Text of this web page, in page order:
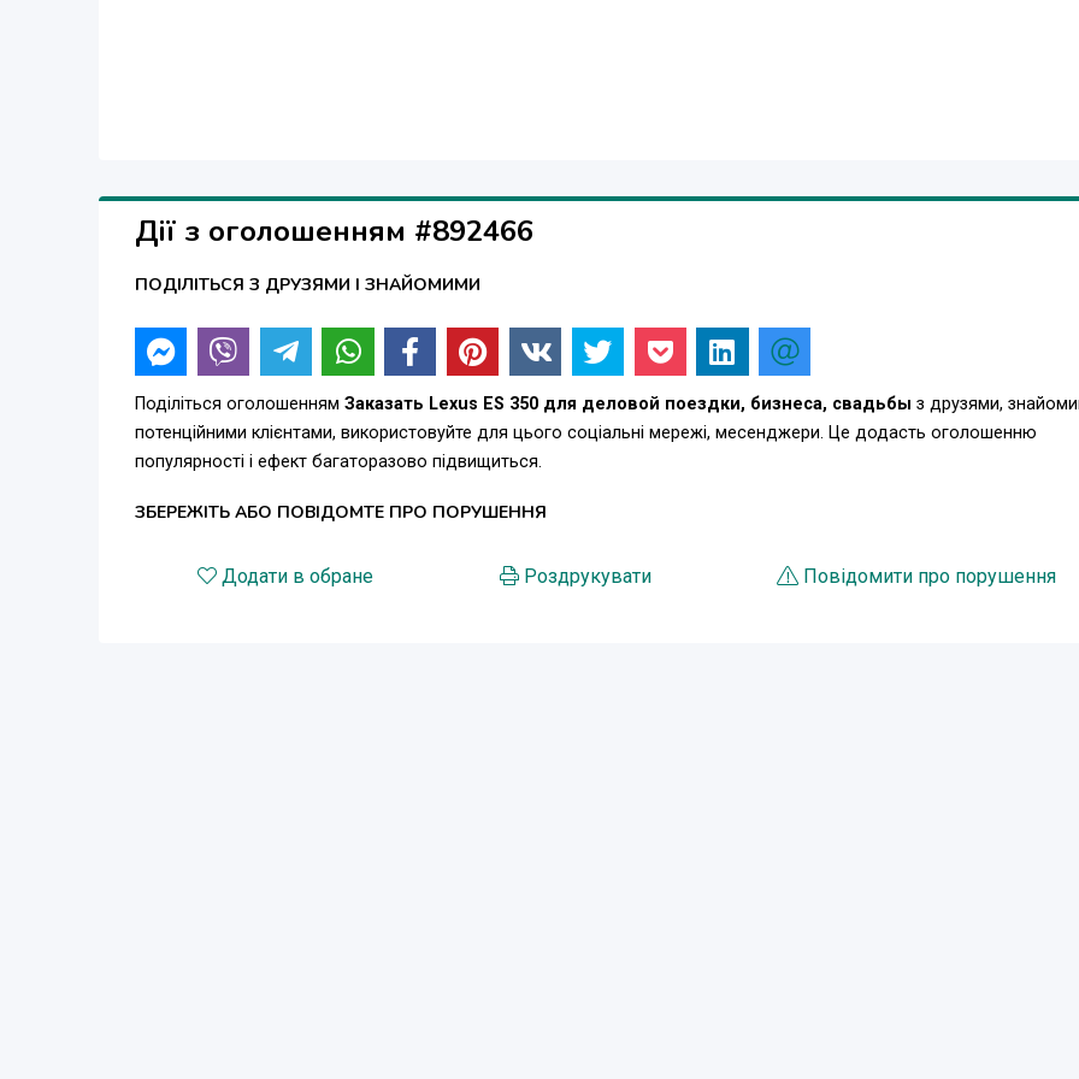
Дії з оголошенням #892466
ПОДІЛІТЬСЯ З ДРУЗЯМИ І ЗНАЙОМИМИ
Поділіться оголошенням Заказать Lexus ES 350 для деловой поездки, бизнеса, свадьбы з друзями,
потенційними клієнтами, використовуйте для цього соціальні мережі, месенджери. Це додасть оголошенню
популярності і ефект багаторазово підвищиться.
ЗБЕРЕЖІТЬ АБО ПОВІДОМТЕ ПРО ПОРУШЕННЯ
Додати в обране Роздрукувати Повідомити про порушення